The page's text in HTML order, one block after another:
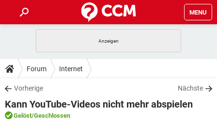
MENU
ANDROID
WINDOWS 10
WHATSAPP TIKTOK
FACEBOOK
TIPPS & TRICKS
SPIELE
WINDOWS 10
DOWNLOADS
SPIELE STREAMING
ANDROID
FORUM
Forum Internet
Vorherige Nächste
Kann YouTube-Videos nicht mehr abspielen
Gelöst/Geschlossen